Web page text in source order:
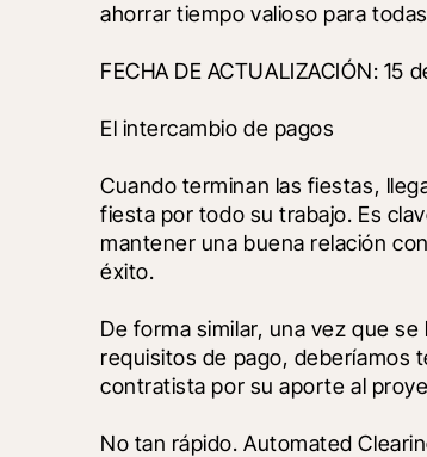
ahorrar tiempo valioso para
FECHA DE ACTUALIZACIÓN: 15
El intercambio de pagos
Cuando terminan las fiestas,
fiesta por todo su trabajo. Es
mantener una buena relación
éxito.
De forma similar, una vez que
requisitos de pago, deberíamos
contratista por su aporte al
No tan rápido. Automated